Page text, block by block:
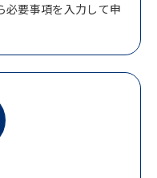
必要事項を入力して申